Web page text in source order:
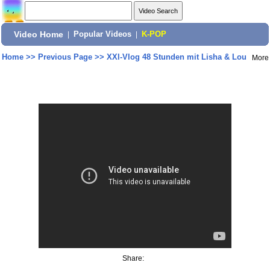
Video Home Popular Videos K-POP
Home>> Previous Page>> XXl-Vlog 48 Stunden mit Lisha & Lou More
Share: